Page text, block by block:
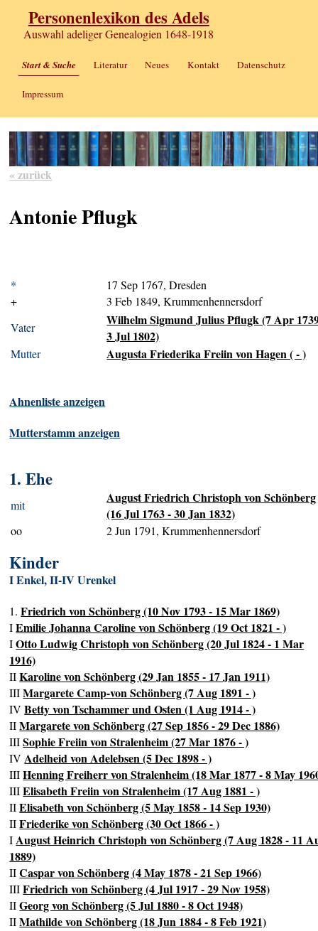
Personenlexikon des Adels
Auswahl adeliger Genealogien 1648-1918
Start & Suche Literatur Neues Kontakt Datenschutz
Impressum
« zurück
Antonie Pflugk
*
17 Sep 1767, Dresden
+
3 Feb 1849, Krummenhennersdorf
Vater
Wilhelm Sigmund Julius Pflugk (7 Apr
3 Jul 1802)
Mutter Augusta Friederika Freiin von Hagen ( - )
Ahnenliste anzeigen
Mutterstamm anzeigen
1. Ehe
mit
August Friedrich Christoph von Schönberg
(16 Jul 1763 - 30 Jan 1832)
oo 2 Jun 1791, Krummenhennersdorf
Kinder
I Enkel, II-IV Urenkel
1.Friedrich von Schönberg (10 Nov 1793 - 15 Mar 1869)
IEmilie Johanna Caroline von Schönberg (19 Oct 1821 - )
IOtto Ludwig Christoph von Schönberg (20 Jul 1824 - 1 Mar
1916)
IIKaroline von Schönberg (29 Jan 1855 - 17 Jan 1911)
IIIMargarete Camp-von Schönberg (7 Aug 1891 - )
IVBetty von Tschammer und Osten (1 Aug 1914 - )
IIMargarete von Schönberg (27 Sep 1856 - 29 Dec 1886)
IIISophie Freiin von Stralenheim (27 Mar 1876 - )
IVAdelheid von Adelebsen (5 Dec 1898 - )
IIIHenning Freiherr von Stralenheim (18 Mar 1877 - 8 May
IIIElisabeth Freiin von Stralenheim (17 Aug 1881 - )
IIElisabeth von Schönberg (5 May 1858 - 14 Sep 1930)
IIFriederike von Schönberg (30 Oct 1866 - )
IAugust Heinrich Christoph von Schönberg (7 Aug 1828 - 11
1889)
IICaspar von Schönberg (4 May 1878 - 21 Sep 1966)
IIIFriedrich von Schönberg (4 Jul 1917 - 29 Nov 1958)
IIGeorg von Schönberg (5 Jul 1880 - 8 Oct 1948)
IIMathilde von Schönberg (18 Jun 1884 - 8 Feb 1921)